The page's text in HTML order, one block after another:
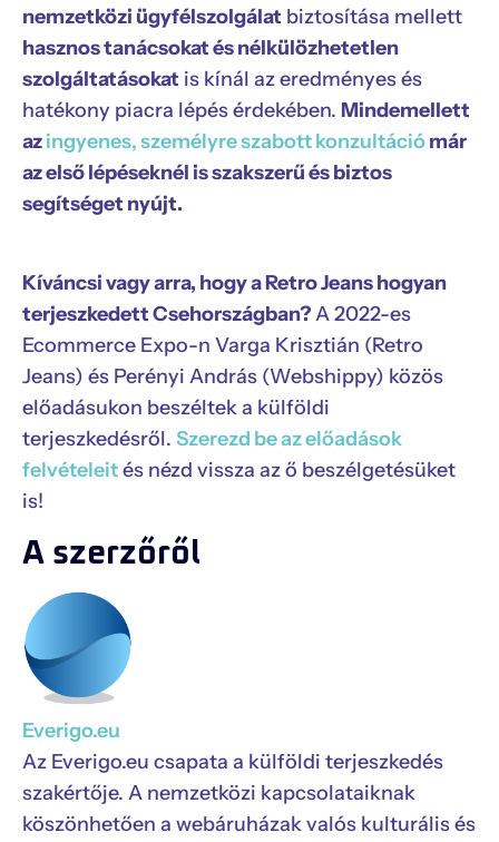
nemzetközi ügyfélszolgálat biztosítása mellett
hasznos tanácsokat és nélkülözhetetlen
szolgáltatásokat is kínál az eredményes és
hatékony piacra lépés érdekében. Mindemellett
azingyenes, személyre szabott konzultációmár
az első lépéseknél is szakszerű és biztos
segítséget nyújt.
Kíváncsi vagy arra, hogy a Retro Jeans hogyan
terjeszkedett Csehországban?A 2022-es
Ecommerce Expo-n Varga Krisztián (Retro
Jeans) és Perényi András (Webshippy) közös
előadásukon beszéltek a külföldi
terjeszkedésről. Szerezd be az előadások
felvételeités nézd vissza az ő beszélgetésüket
is!
A szerzőről
Everigo.eu
Az Everigo.eu csapata a külföldi terjeszkedés
szakértője. A nemzetközi kapcsolataiknak
köszönhetően a webáruházak valós kulturális és